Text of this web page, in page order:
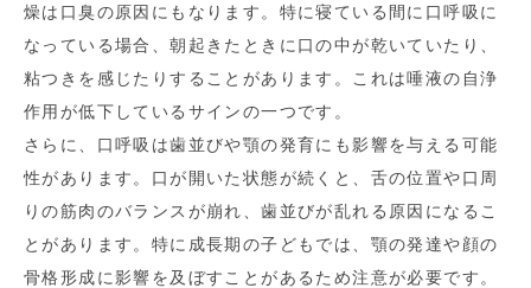
燥は口臭の原因にもなります。特に寝ている間に口呼吸に
なっている場合、朝起きたときに口の中が乾いていたり、
粘つきを感じたりすることがあります。これは唾液の自浄
作用が低下しているサインの一つです。
さらに、口呼吸は歯並びや顎の発育にも影響を与える可能
性があります。口が開いた状態が続くと、舌の位置や口周
りの筋肉のバランスが崩れ、歯並びが乱れる原因になるこ
とがあります。特に成長期の子どもでは、顎の発達や顔の
骨格形成に影響を及ぼすことがあるため注意が必要です。